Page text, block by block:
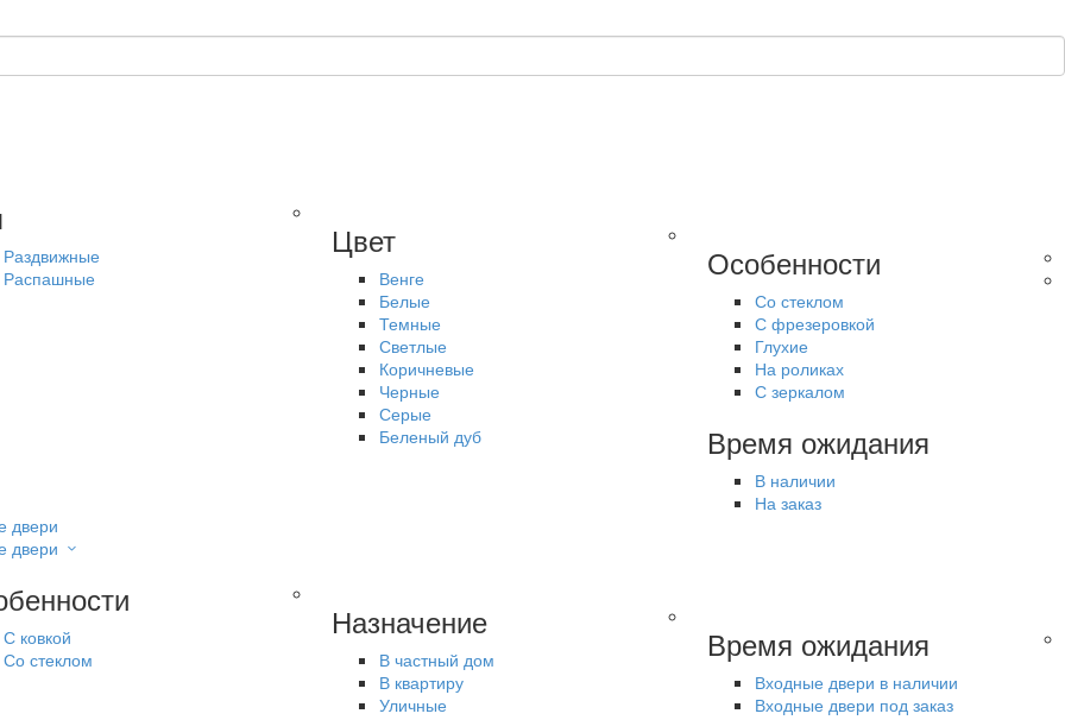
Раздвижные
Распашные
Цвет
Венге
Белые
Темные
Светлые
Коричневые
Черные
Серые
Беленый дуб
Особенности
Со стеклом
С фрезеровкой
Глухие
На роликах
С зеркалом
Время ожидания
В наличии
На заказ
двери
двери
С ковкой
Со стеклом
Назначение
В частный дом
В квартиру
Уличные
Время ожидания
Входные двери в наличии
Входные двери под заказ